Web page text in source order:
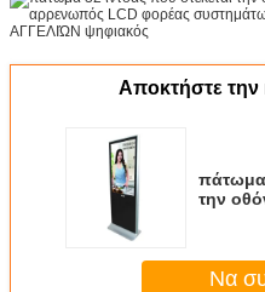
Αποκτήστε την
πάτωμα
την
Να